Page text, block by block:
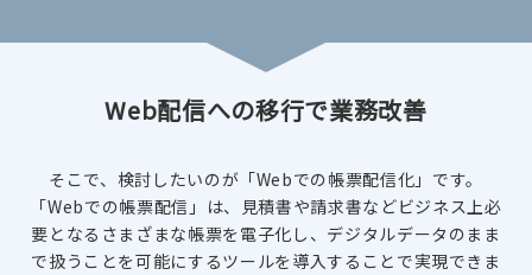
Web配信への移行で業務改善
そこで、検討したいのが「Webでの帳票配信化」です。
「Webでの帳票配信」は、見積書や請求書などビジネス上必
要となるさまざまな帳票を電子化し、デジタルデータのまま
で扱うことを可能にするツールを導入することで実現できま